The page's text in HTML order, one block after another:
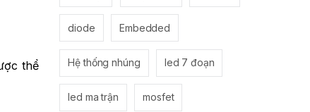
thể
diode Embedded
Hệ thống nhúng led 7 đoạn
led ma trận mosfet